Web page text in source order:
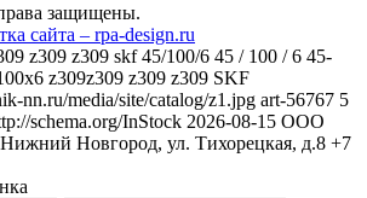
защищены.
z309 z309 skf 45/100/6 45 / 100 / 6 45-
z309z309 z309 z309 SKF
nn.ru/media/site/catalog/z1.jpg art-56767 5
schema.org/InStock 2026-08-15 ООО
Нижний Новгород, ул. Тихорецкая, д.8 +7